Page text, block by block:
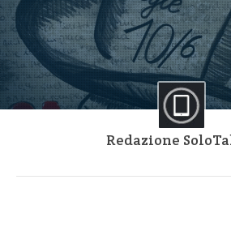
Redazione